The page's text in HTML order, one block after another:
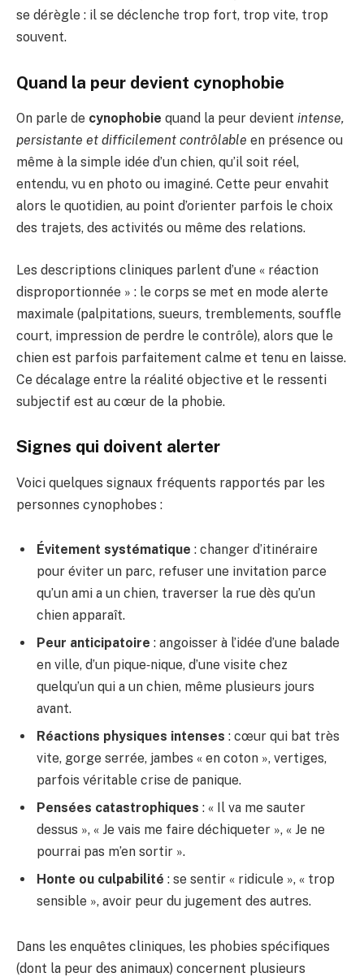
se dérègle : il se déclenche trop fort, trop vite, trop
souvent.
Quand la peur devient cynophobie
On parle de cynophobie quand la peur devient intense,
persistante et difficilement contrôlable en présence ou
même à la simple idée d’un chien, qu’il soit réel,
entendu, vu en photo ou imaginé. Cette peur envahit
alors le quotidien, au point d’orienter parfois le choix
des trajets, des activités ou même des relations.
Les descriptions cliniques parlent d’une « réaction
disproportionnée » : le corps se met en mode alerte
maximale (palpitations, sueurs, tremblements, souffle
court, impression de perdre le contrôle), alors que le
chien est parfois parfaitement calme et tenu en laisse.
Ce décalage entre la réalité objective et le ressenti
subjectif est au cœur de la phobie.
Signes qui doivent alerter
Voici quelques signaux fréquents rapportés par les
personnes cynophobes :
Évitement systématique : changer d’itinéraire
pour éviter un parc, refuser une invitation parce
qu’un ami a un chien, traverser la rue dès qu’un
chien apparaît.
Peur anticipatoire : angoisser à l’idée d’une balade
en ville, d’un pique‑nique, d’une visite chez
quelqu’un qui a un chien, même plusieurs jours
avant.
Réactions physiques intenses : cœur qui bat très
vite, gorge serrée, jambes « en coton », vertiges,
parfois véritable crise de panique.
Pensées catastrophiques : « Il va me sauter
dessus », « Je vais me faire déchiqueter », « Je ne
pourrai pas m’en sortir ».
Honte ou culpabilité : se sentir « ridicule », « trop
sensible », avoir peur du jugement des autres.
Dans les enquêtes cliniques, les phobies spécifiques
(dont la peur des animaux) concernent plusieurs